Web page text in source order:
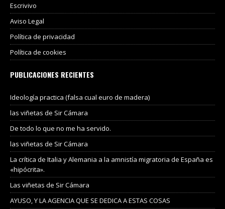
Escrivivo
Aviso Legal
Política de privacidad
Política de cookies
PUBLICACIONES RECIENTES
Ideología practica (falsa cual euro de madera)
las viñetas de Sir Cámara
De todo lo que no me ha servido.
las viñetas de Sir Cámara
La crítica de Italia y Alemania a la amnistía migratoria de España es
«hipócrita».
Las viñetas de Sir Cámara
AYUSO, Y LA AGENCIA QUE SE DEDICA A ESTAS COSAS